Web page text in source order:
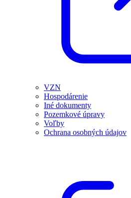
VZN
Hospodárenie
Iné dokumenty
Pozemkové úpravy
Voľby
Ochrana osobných údajov